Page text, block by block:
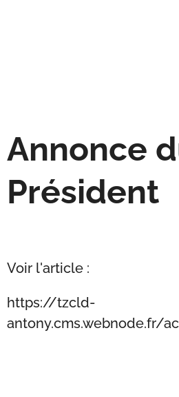
Annonce
Président
Voir l'article :
https://tzcld-
antony.cms.webnode.fr/